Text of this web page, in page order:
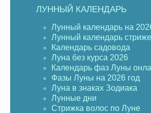
ЛУННЫЙ КАЛЕНДАРЬ
Лунный календарь на
Лунный календарь
Календарь садовода
Луна без курса 2026
Календарь фаз Луны
Фазы Луны на 2026 год
Луна в знаках Зодиака
Лунные дни
Стрижка волос по Луне